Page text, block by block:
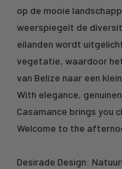
op de mooie
weerspiegelt de
eilanden wordt
vegetatie, waardoor
van Belize naar een
With elegance,
Casamance brings you
Welcome to the
Desirade Design: